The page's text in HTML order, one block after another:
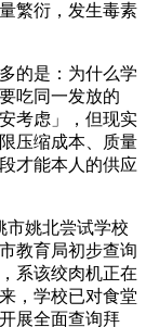
繁衍，发生毒素
的是：为什么学
吃同一发放的
考虑」，但现实
压缩成本、质量
才能本人的供应
姚北尝试学校
教育局初步查询
系该绞肉机正在
，学校已对食堂
展全面查询拜